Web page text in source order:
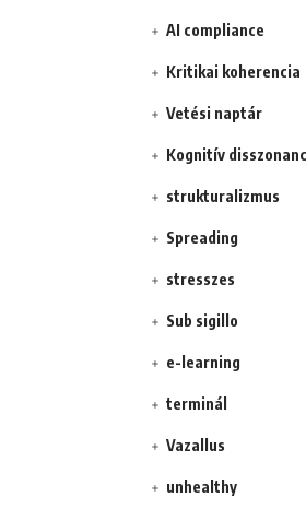
AI compliance
Kritikai koherencia
Vetési naptár
Kognitív
strukturalizmus
Spreading
stresszes
Sub sigillo
e-learning
terminál
Vazallus
unhealthy